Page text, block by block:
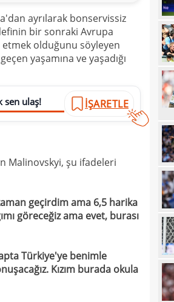
ayrılarak bonservissiz
bir sonraki Avrupa
olduğunu söyleyen
yaşamına ve yaşadığı
sen ulaş! İŞARETLE
Malinovskyi, şu ifadeleri
geçirdim ama 6,5 harika
göreceğiz ama evet, burası
Türkiye'ye benimle
Kızım burada okula